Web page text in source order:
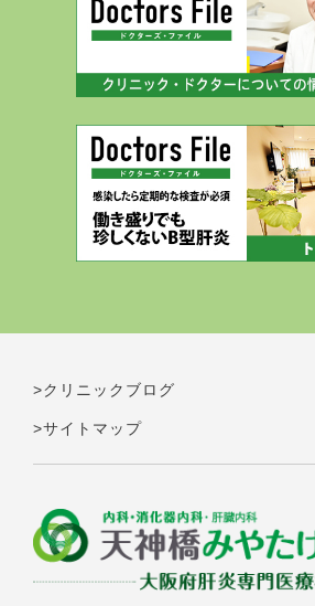
>クリニックブログ
>サイトマップ